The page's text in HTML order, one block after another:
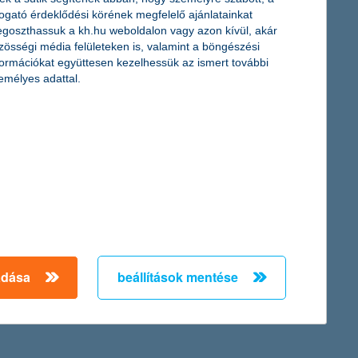
hatása, és egy új egyensúlyi helyzet van kialakulóban
egyszeri tételek nélkül 28,2
← Első Előző Következő
érdeklődési körének megfelelő ajánlatainkat
a kh.hu weboldalon vagy azon kívül, akár
média felületeken is, valamint a böngészési
együttesen kezelhessük az ismert további
adattal.
beállítások mentése